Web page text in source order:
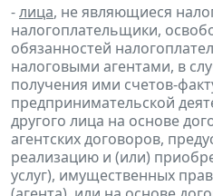
-лица, не являющиеся
налогоплательщики,
обязанностей
налоговыми агентами, в
получения ими счетов-
предпринимательской
другого лица на основе
агентских договоров,
реализацию и (или)
услуг), имущественных